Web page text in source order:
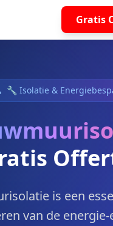
Gratis
🔧 Isolatie &
is een
van de